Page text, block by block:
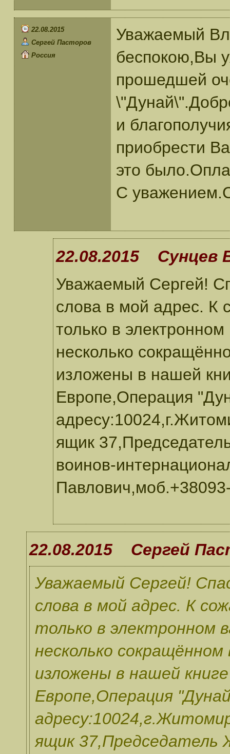
22.08.2015
Сергей Пасторов
Россия
Уважаемый
беспокою,Вы
прошедшей
и
приобрести
это
С
22.08.2015 Сунцев
Уважаемый Сергей!
слова в мой адрес. К
только в
несколько
изложены в нашей
Европе,Операция
ящик
воинов-
22.08.2015 Сергей
Уважаемый Сергей!
слова в мой адрес. К
только в электронном
несколько
изложены в нашей
Европе,Операция
ящик 37,Председатель